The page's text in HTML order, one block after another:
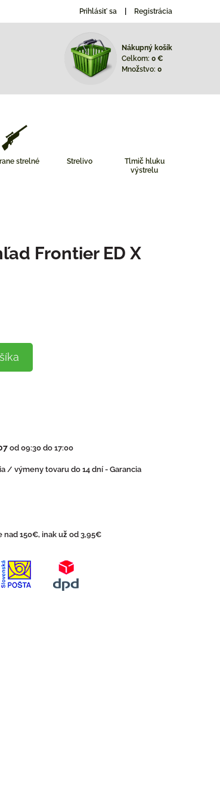
Prihlásiť sa Registrácia
Nákupný košík
Celkom: 0 €
Množstvo: 0
strelné Strelivo
Tlmič hluku
výstrelu
Frontier ED X
od 09:30 do 17:00
/ výmeny tovaru do 14 dní - Garancia
nad 150€, inak už od 3,95€